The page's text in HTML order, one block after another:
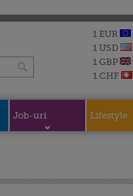
1 EUR
1 USD
1 GBP
1 CHF
Job-uri Lifestyle